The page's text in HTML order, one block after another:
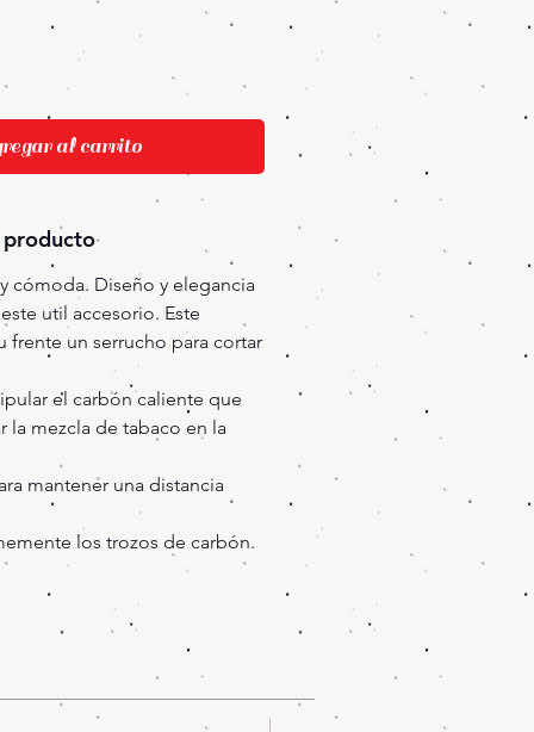
al carrito
cómoda. Diseño y elegancia
util accesorio. Este
frente un serrucho para cortar
el carbón caliente que
la mezcla de tabaco en la
mantener una distancia
los trozos de carbón.